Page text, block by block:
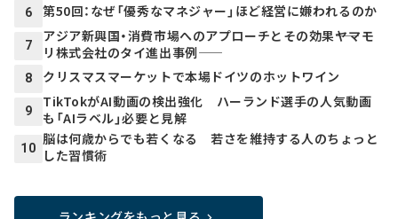
6 第50回：なぜ「優秀なマネジャー」ほど経営に嫌われるのか
7
アジア新興国・消費市場へのアプローチとその効果――ヤマモ
リ株式会社のタイ進出事例――
8 クリスマスマーケットで本場ドイツのホットワイン
9
TikTokがAI動画の検出強化 ハーランド選手の人気動画
も「AIラベル」必要と見解
10
脳は何歳からでも若くなる 若さを維持する人のちょっと
した習慣術